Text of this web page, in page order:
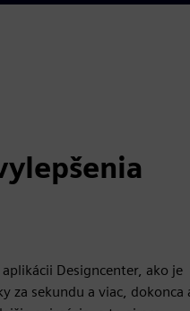
Designcenter, ako je
za sekundu a viac, dokonca